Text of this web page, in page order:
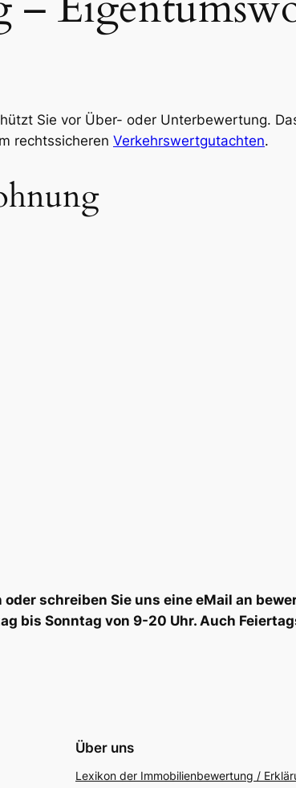
Sie vor Über- oder Unterbewertung.
rechtssicheren Verkehrswertgutachten.
schreiben Sie uns eine eMail an
bis Sonntag von 9-20 Uhr. Auch
Über uns
Lexikon der Immobilienbewertung /